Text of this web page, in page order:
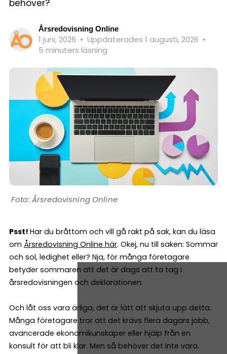
behöver?
Årsredovisning Online
1 juni, 2026 • Uppdaterades 1 augusti, 2026 •
5 minuters läsning
Årsredovisning Online
Psst! Har du bråttom och vill gå rakt på sak, kan du läsa
om Årsredovisning Online här. Okej, nu till saken: Sommar
och sol, ledighet eller? Nja, för många företagare
betyder sommaren att det är dags att ta tag i
årsredovisningen och deklarationen.
Och låt oss vara ärliga, det är lätt att skjuta upp detta.
Många företagare tror att det krävs flera dagars jobb,
avancerade ekonomikunskaper eller hjälp från en
konsult för att bli klar. Men så behöver det inte vara.